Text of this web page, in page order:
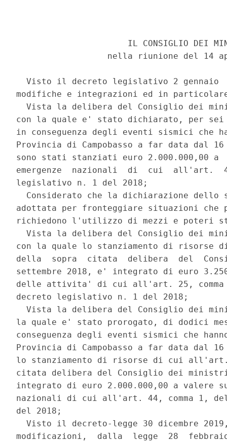
IL CONSIGLIO DEI
nella riunione del 14
Visto il decreto legislativo 2 gennaio
modifiche e integrazioni ed in
Vista la delibera del Consiglio dei
con la quale e' stato dichiarato, per sei
in conseguenza degli eventi sismici che
Provincia di Campobasso a far data dal
sono stati stanziati euro 2.000.000,00
emergenze  nazionali  di  cui  all'art.
legislativo n. 1 del 2018;
Considerato che la dichiarazione dello
adottata per fronteggiare situazioni che
richiedono l'utilizzo di mezzi e poteri
Vista la delibera del Consiglio dei
con la quale lo stanziamento di
della  sopra  citata  delibera  del
settembre 2018, e' integrato di euro
delle attivita' di cui all'art. 25,
decreto legislativo n. 1 del 2018;
Vista la delibera del Consiglio dei
la quale e' stato prorogato, di dodici
conseguenza degli eventi sismici che
Provincia di Campobasso a far data dal
lo stanziamento di risorse di cui
citata delibera del Consiglio dei
integrato di euro 2.000.000,00 a valere
nazionali di cui all'art. 44, comma 1,
del 2018;
Visto il decreto-legge 30 dicembre
modificazioni,  dalla  legge  28